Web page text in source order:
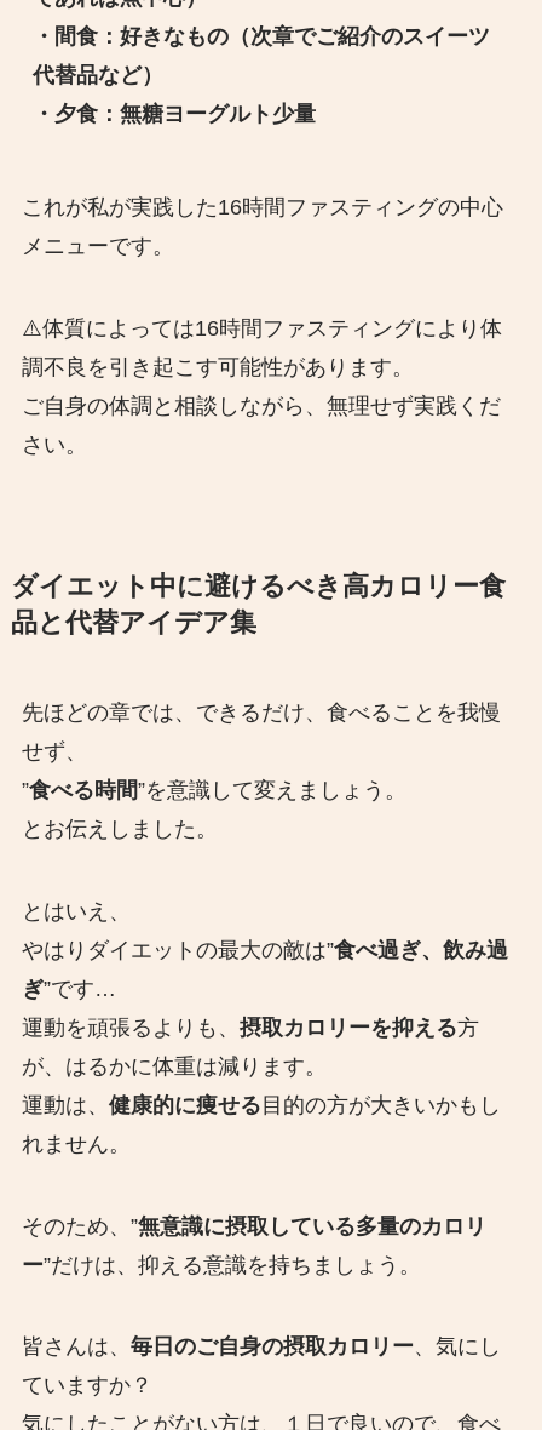
・間食：好きなもの（次章でご紹介のスイーツ
代替品など）
・夕食：無糖ヨーグルト少量
これが私が実践した16時間ファスティングの中心
メニューです。
⚠️体質によっては16時間ファスティングにより体
調不良を引き起こす可能性があります。
ご自身の体調と相談しながら、無理せず実践くだ
さい。
ダイエット中に避けるべき高カロリー食
品と代替アイデア集
先ほどの章では、できるだけ、食べることを我慢
せず、
”食べる時間”を意識して変えましょう。
とお伝えしました。
とはいえ、
やはりダイエットの最大の敵は”食べ過ぎ、飲み過
ぎ”です…
運動を頑張るよりも、 摂取カロリーを抑える方
が、はるかに体重は減ります。
運動は、 健康的に痩せる目的の方が大きいかもし
れません。
そのため、”無意識に摂取している多量のカロリ
ー”だけは、抑える意識を持ちましょう。
皆さんは、 毎日のご自身の摂取カロリー、気にし
ていますか？
気にしたことがない方は、１日で良いので、食べ